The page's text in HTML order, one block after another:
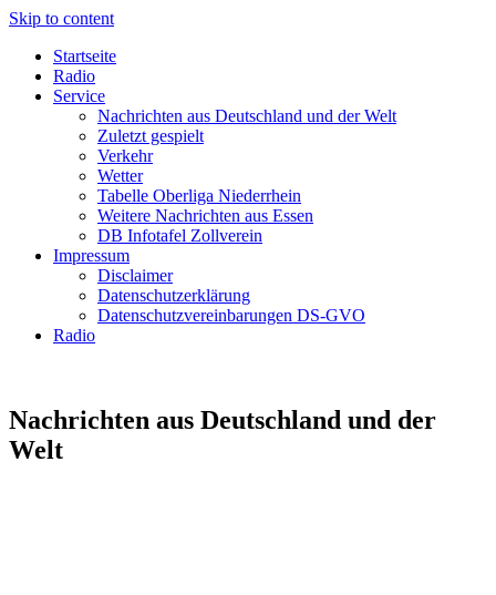
Skip to content
Startseite
Radio
Service
Nachrichten aus Deutschland und der Welt
Zuletzt gespielt
Verkehr
Wetter
Tabelle Oberliga Niederrhein
Weitere Nachrichten aus Essen
DB Infotafel Zollverein
Impressum
Disclaimer
Datenschutzerklärung
Datenschutzvereinbarungen DS-GVO
Radio
Nachrichten aus Deutschland und der
Welt